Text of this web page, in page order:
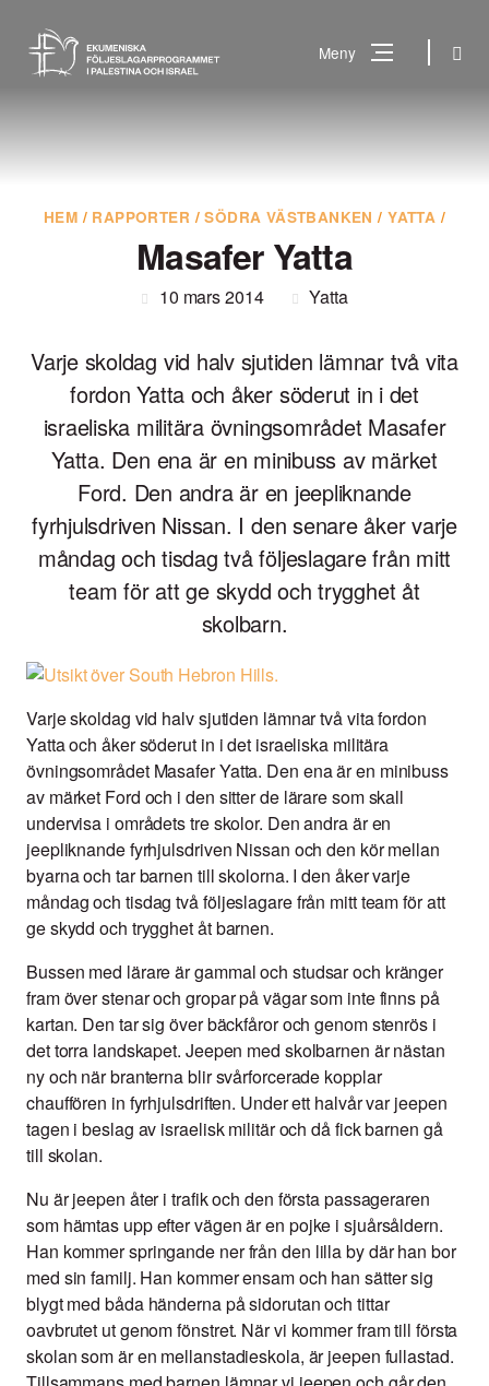
innehåll
Meny Sök
efter?
HEM / RAPPORTER /SÖDRA VÄSTBANKEN /YATTA /
Masafer Yatta
10 mars 2014 Yatta
Varje skoldag vid halv sjutiden lämnar två vita
fordon Yatta och åker söderut in i det
israeliska militära övningsområdet Masafer
Yatta. Den ena är en minibuss av märket
Ford. Den andra är en jeepliknande
fyrhjulsdriven Nissan. I den senare åker varje
måndag och tisdag två följeslagare från mitt
team för att ge skydd och trygghet åt
skolbarn.
Varje skoldag vid halv sjutiden lämnar två vita fordon
Yatta och åker söderut in i det israeliska militära
övningsområdet Masafer Yatta. Den ena är en minibuss
av märket Ford och i den sitter de lärare som skall
undervisa i områdets tre skolor. Den andra är en
jeepliknande fyrhjulsdriven Nissan och den kör mellan
byarna och tar barnen till skolorna. I den åker varje
måndag och tisdag två följeslagare från mitt team för att
ge skydd och trygghet åt barnen.
Bussen med lärare är gammal och studsar och kränger
fram över stenar och gropar på vägar som inte finns på
kartan. Den tar sig över bäckfåror och genom stenrös i
det torra landskapet. Jeepen med skolbarnen är nästan
ny och när branterna blir svårforcerade kopplar
chauffören in fyrhjulsdriften. Under ett halvår var jeepen
tagen i beslag av israelisk militär och då fick barnen gå
till skolan.
Nu är jeepen åter i trafik och den första passageraren
som hämtas upp efter vägen är en pojke i sjuårsåldern.
Han kommer springande ner från den lilla by där han bor
med sin familj. Han kommer ensam och han sätter sig
blygt med båda händerna på sidorutan och tittar
oavbrutet ut genom fönstret. När vi kommer fram till första
skolan som är en mellanstadieskola, är jeepen fullastad.